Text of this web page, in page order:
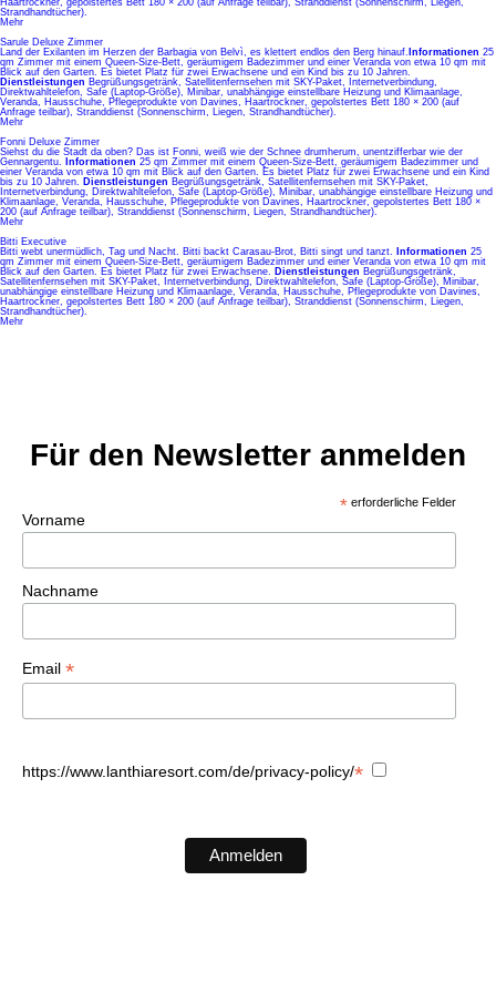
Haartrockner, gepolstertes Bett 180 × 200 (auf Anfrage teilbar), Stranddienst (Sonnenschirm, Liegen,
Strandhandtücher).
Mehr
Sarule Deluxe Zimmer
Land der Exilanten im Herzen der Barbagia von Belvì, es klettert endlos den Berg hinauf. Informationen 25
qm Zimmer mit einem Queen-Size-Bett, geräumigem Badezimmer und einer Veranda von etwa 10 qm mit
Blick auf den Garten. Es bietet Platz für zwei Erwachsene und ein Kind bis zu 10 Jahren.
Dienstleistungen Begrüßungsgetränk, Satellitenfernsehen mit SKY-Paket, Internetverbindung,
Direktwahltelefon, Safe (Laptop-Größe), Minibar, unabhängige einstellbare Heizung und Klimaanlage,
Veranda, Hausschuhe, Pflegeprodukte von Davines, Haartrockner, gepolstertes Bett 180 × 200 (auf
Anfrage teilbar), Stranddienst (Sonnenschirm, Liegen, Strandhandtücher).
Mehr
Fonni Deluxe Zimmer
Siehst du die Stadt da oben? Das ist Fonni, weiß wie der Schnee drumherum, unentzifferbar wie der
Gennargentu.
Informationen 25 qm Zimmer mit einem Queen-Size-Bett, geräumigem Badezimmer und
einer Veranda von etwa 10 qm mit Blick auf den Garten. Es bietet Platz für zwei Erwachsene und ein Kind
bis zu 10 Jahren. Dienstleistungen Begrüßungsgetränk, Satellitenfernsehen mit SKY-Paket,
Internetverbindung, Direktwahltelefon, Safe (Laptop-Größe), Minibar, unabhängige einstellbare Heizung und
Klimaanlage, Veranda, Hausschuhe, Pflegeprodukte von Davines, Haartrockner, gepolstertes Bett 180 ×
200 (auf Anfrage teilbar), Stranddienst (Sonnenschirm, Liegen, Strandhandtücher).
Mehr
Bitti Executive
Bitti webt unermüdlich, Tag und Nacht. Bitti backt Carasau-Brot, Bitti singt und tanzt.
Informationen 25
qm Zimmer mit einem Queen-Size-Bett, geräumigem Badezimmer und einer Veranda von etwa 10 qm mit
Blick auf den Garten. Es bietet Platz für zwei Erwachsene. Dienstleistungen Begrüßungsgetränk,
Satellitenfernsehen mit SKY-Paket, Internetverbindung, Direktwahltelefon, Safe (Laptop-Größe), Minibar,
unabhängige einstellbare Heizung und Klimaanlage, Veranda, Hausschuhe, Pflegeprodukte von Davines,
Haartrockner, gepolstertes Bett 180 × 200 (auf Anfrage teilbar), Stranddienst (Sonnenschirm, Liegen,
Strandhandtücher).
Mehr
Für den Newsletter anmelden
*erforderliche Felder
Vorname
Nachname
Email *
https://www.lanthiaresort.com/de/privacy-policy/*